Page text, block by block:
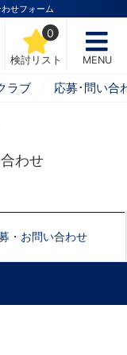
せフォーム
検討リスト
0
MENU
ラブ 応募･問い合
わせ
・お問い合わせ